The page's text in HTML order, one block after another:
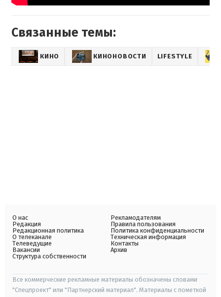
Связанные темы:
КИНО КИНОНОВОСТИ LIFESTYLE
О нас
Редакция
Редакционная политика
О телеканале
Телеведущие
Вакансии
Структура собственности
Рекламодателям
Правила пользования
Политика конфиденциальности
Техническая информация
Контакты
Архив
Все коммерческие рекламные материалы обозначены словами
"Спецпроект" или "Партнерский материал". Материалы с пометкой